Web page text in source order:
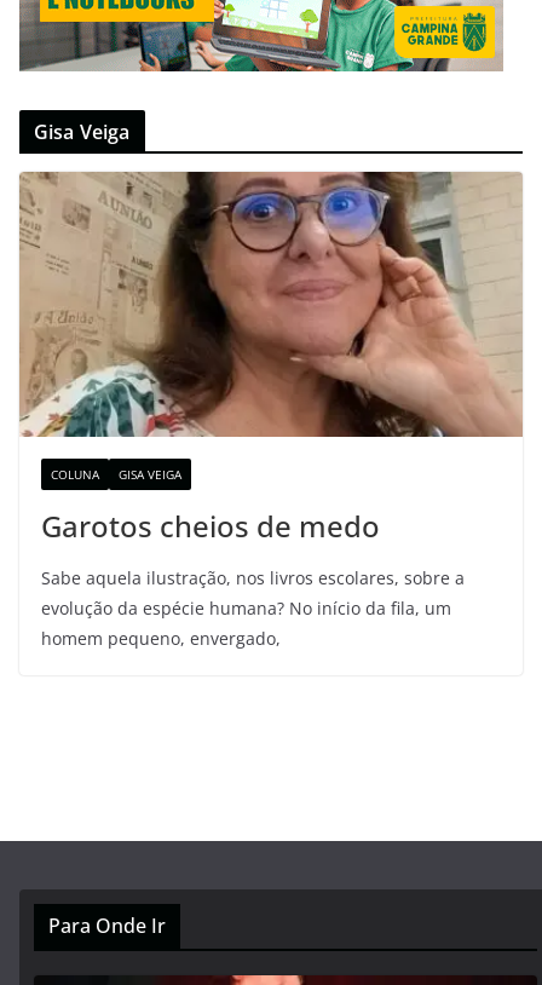
Gisa Veiga
COLUNA GISA VEIGA
Garotos cheios de medo
Sabe aquela ilustração, nos livros escolares, sobre a
evolução da espécie humana? No início da fila, um
homem pequeno, envergado,
Para Onde Ir